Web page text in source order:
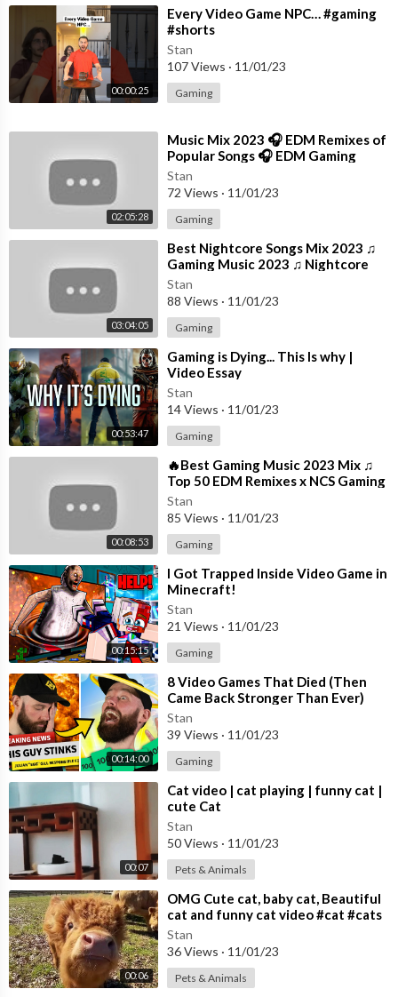
「この芸能界（せかい）において嘘は武器だ」
地方都市で働く産婦人科医・ゴロー。
ある日"推し"のアイドル「B小町」のアイが彼の前に現れた。
彼女はある禁断の秘密を抱えており…。
そんな二人の"最悪"の出会いから、運命が動き出していく―。
©赤坂アカ×横槍メンゴ／集英社・【推しの子】製作委員会
○インスト音源はこちら
https://piapro.jp/t/KQn0
○YOASOBI初のアリーナツアー「YOASOBI ARENA TOUR 電
光石火」追加公演決定！
6月23日(金)・24日(土)＠神奈川県・ぴあアリーナMM
https://www.yoasobi-music.jp/news/551184
無敵の笑顔で荒らすメディア
知りたいその秘密ミステリアス
抜けてるとこさえ彼女のエリア
完璧で嘘つきな君は
天才的なアイドル様
今日何食べた？
好きな本は？
遊びに行くならどこに行くの？
何も食べてない
それは内緒
のらりくらり
そう淡々と
だけど燦々と
見えそうで見えない秘密は蜜の味
あれもないないない
これもないないない
好きなタイプは？
相手は？
さあ答えて
「誰かを好きになることなんて
私分からなくてさ」
嘘か本当か知り得ない
そんな言葉に
また一人堕ちる
また好きにさせる
誰もが目を奪われていく
君は完璧で究極のアイドル
金輪際現れない
一番星の生まれ変わり
その笑顔で
00:00:25
⁣Every Video Game NPC… #gaming
#shorts
Stan
107 Views · 11/01/23
Gaming
02:05:28
⁣Music Mix 2023 🎧 EDM Remixes of
Popular Songs 🎧 EDM Gaming
Music
Stan
72 Views · 11/01/23
Gaming
03:04:05
⁣Best Nightcore Songs Mix 2023 ♫
Gaming Music 2023 ♫ Nightcore
Gaming Music Mix
Stan
88 Views · 11/01/23
Gaming
00:53:47
⁣Gaming is Dying... This Is why |
Video Essay
Stan
14 Views · 11/01/23
Gaming
00:08:53
⁣🔥Best Gaming Music 2023 Mix ♫
Top 50 EDM Remixes x NCS Gaming
Music ♫ Best EDM, Trap, DnB,
Dubstep
Stan
85 Views · 11/01/23
Gaming
00:15:15
⁣I Got Trapped Inside Video Game in
Minecraft!
Stan
21 Views · 11/01/23
Gaming
00:14:00
⁣8 Video Games That Died (Then
Came Back Stronger Than Ever)
Stan
39 Views · 11/01/23
Gaming
00:07
⁣Cat video | cat playing | funny cat |
cute Cat
Stan
50 Views · 11/01/23
Pets & Animals
00:06
⁣OMG Cute cat, baby cat, Beautiful
cat and funny cat video #cat #cats
Cute cat video
Stan
36 Views · 11/01/23
Pets & Animals